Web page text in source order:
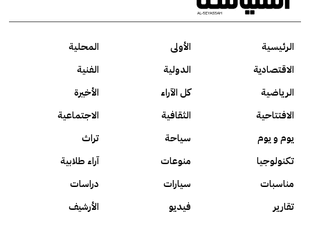
الرئيسية الأولى
المحلية
الاقتصادية
الدولية
الفنية
الرياضية
كل الآراء
الأخيرة
الافتتاحية
الثقافية
الاجتماعية
يوم و يوم
سياحة
تراث
تكنولوجيا
منوعات
آراء طلابية
مناسبات
سيارات
دراسات
تقارير
فيديو الأرشيف